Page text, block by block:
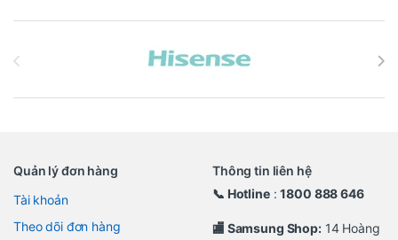
Quản lý đơn hàng
Tài khoản
Theo dõi đơn hàng
Thông tin liên hệ
📞 Hotline:1800 888 646
🏬 Samsung Shop:14 Hoàng